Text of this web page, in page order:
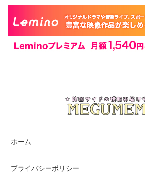
ホーム
プライバシーポリシー